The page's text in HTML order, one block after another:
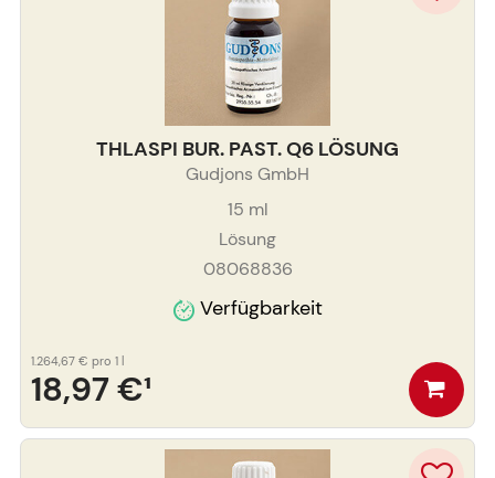
THLASPI BUR. PAST. Q6 LÖSUNG
Gudjons GmbH
15 ml
Lösung
08068836
Verfügbarkeit
18,97 €¹
1.264,67 € pro 1 l